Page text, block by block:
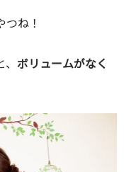
ね！
ボリュームがなく